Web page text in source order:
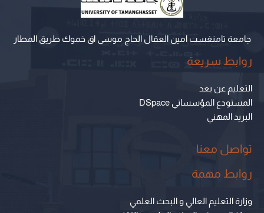
جامعة تامنغست امين العقال الحاج موسى اق خموك طريق المطار
روابط سريعة
التعليم عن بعد
المستودع المؤسساتي DSpace
البريد المهني
تواصل معنا
روابط مهمة
وزارة التعليم العالي و البحث العلمي